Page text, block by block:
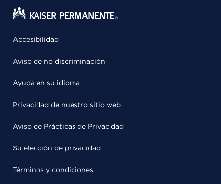
Accesibilidad
Aviso de no discriminación
Ayuda en su idioma
Privacidad de nuestro sitio web
Aviso de Prácticas de Privacidad
Su elección de privacidad
Términos y condiciones